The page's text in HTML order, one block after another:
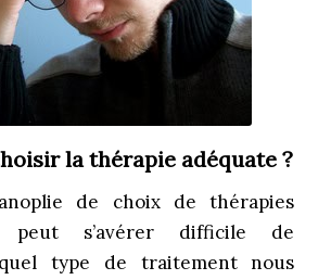
la thérapie adéquate ?
de choix de thérapies
s’avérer difficile de
type de traitement nous